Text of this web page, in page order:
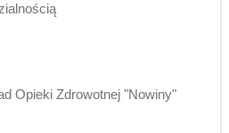
Opieki Zdrowotnej "Nowiny"